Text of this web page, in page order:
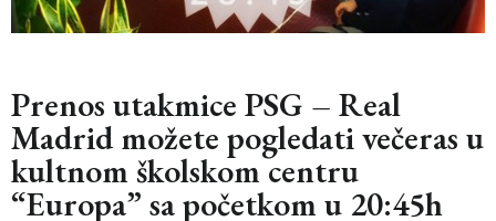
Prenos utakmice PSG – Real
Madrid možete pogledati večeras u
kultnom školskom centru
“Europa” sa početkom u 20:45h